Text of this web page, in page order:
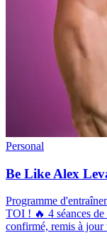
Personal
Be Like Alex
Programme
TOI ! 🔥 4 séances de
confirmé, remis à jour